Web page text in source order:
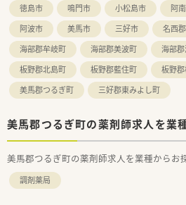
シュして仕事に取り組むことが可
徳島市 鳴門市 小松島市 阿
阿波市
美馬市 三好市 名西
海部郡牟岐町
海部郡美波町 海部
板野郡北島町
板野郡藍住町 板野
美馬郡つるぎ町
三好郡東みよし町
美馬郡つるぎ町の薬剤師求人を業
美馬郡つるぎ町の薬剤師求人を業種からお
調剤薬局